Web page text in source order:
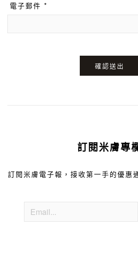
電子郵件 *
確認送出
訂閱米膚專
訂閱米膚電子報，接收第一手的優惠